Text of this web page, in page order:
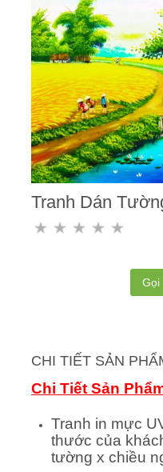
Tranh Dán
Gọi
CHI TIẾT SẢN
Chi Tiết Sản
Tranh in mực
thước của
tường x chiều